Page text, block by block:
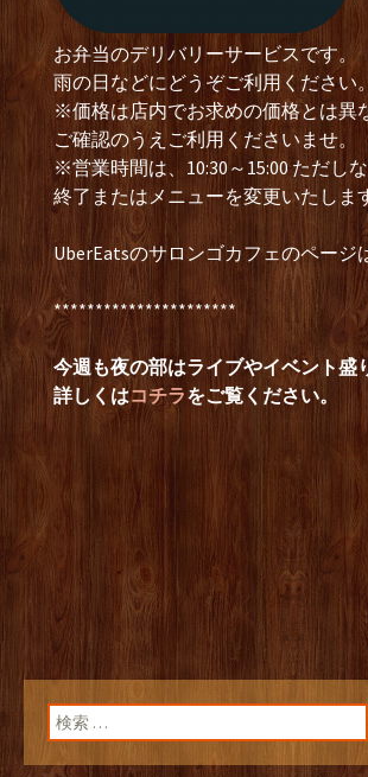
お弁当のデリバリーサービスです。
雨の日などにどうぞご利用ください
※価格は店内でお求めの価格とは異
ご確認のうえご利用くださいませ。
※営業時間は、10:30～15:00 ただし
終了またはメニューを変更いたしま
UberEatsのサロンゴカフェのページ
**********************
今週も夜の部はライブやイベント盛
詳しくはコチラをご覧ください。
検索: